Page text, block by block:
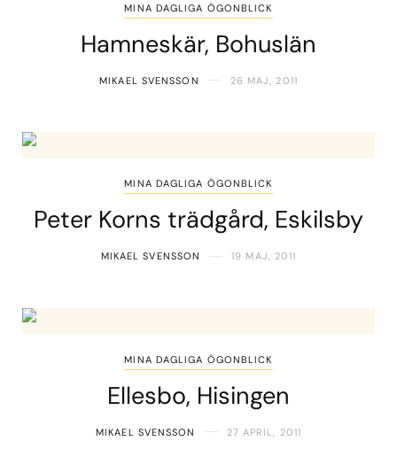
MINA DAGLIGA ÖGONBLICK
Hamneskär, Bohuslän
MIKAEL SVENSSON 26 MAJ, 2011
MINA DAGLIGA ÖGONBLICK
Peter Korns trädgård, Eskilsby
MIKAEL SVENSSON 19 MAJ, 2011
MINA DAGLIGA ÖGONBLICK
Ellesbo, Hisingen
MIKAEL SVENSSON 27 APRIL, 2011